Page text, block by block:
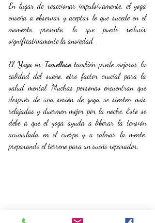
En lugar de reaccionar impulsivamente, el yoga
enseña a observar y aceptar lo que sucede en el
momento presente, lo que puede reducir
significativamente la ansiedad.
El Yoga en Tomelloso también puede mejorar la
calidad del sueño, otro factor crucial para la
salud mental. Muchas personas encuentran que
después de una sesión de yoga se sienten más
relajadas y duermen mejor por la noche. Esto se
debe a que el yoga ayuda a liberar la tensión
acumulada en el cuerpo y a calmar la mente,
preparando el terreno para un sueño reparador.